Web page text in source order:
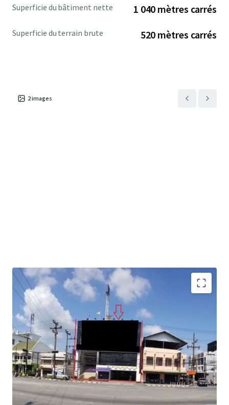
Superficie du bâtiment nette 1 040 mètres carrés
Superficie du terrain brute 520 mètres carrés
2images
Total Floor Area : 1,040 sq.m.
Land Area : 130 sq.wah
Available Parking : 15